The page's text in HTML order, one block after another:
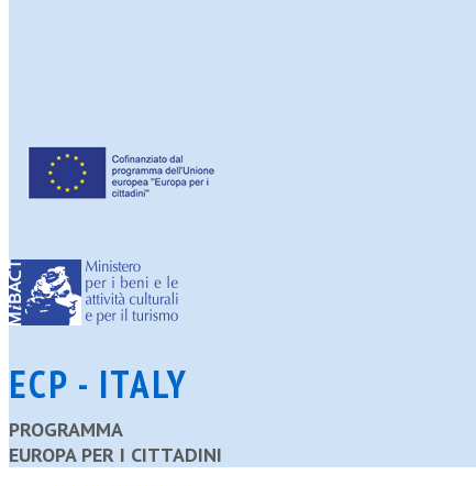
ECP - ITALY
PROGRAMMA
EUROPA PER I CITTADINI